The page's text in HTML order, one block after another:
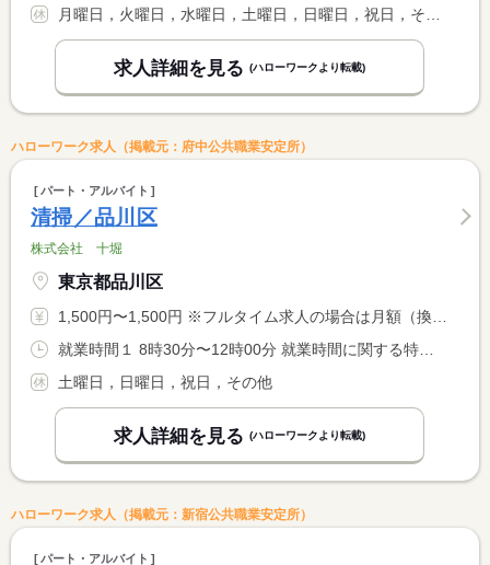
求人詳細を見る (ハローワークより転載)
ハローワーク求人（掲載元：府中公共職業安定所）
パート・アルバイト
清掃／品川区
株式会社 十堀
東京都品川区
1,500円〜1,500円 ※フルタイム求人の場合は月額（換算額）、パート求人の場合は時間額を表示しています。
土曜日，日曜日，祝日，その他
求人詳細を見る (ハローワークより転載)
ハローワーク求人（掲載元：新宿公共職業安定所）
パート・アルバイト